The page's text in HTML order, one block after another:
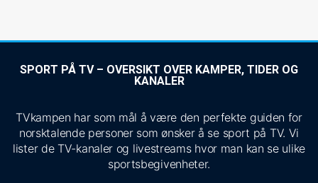
SPORT PÅ TV – OVERSIKT OVER KAMPER, TIDER OG
KANALER
TVkampen har som mål å være den perfekte guiden for
norsktalende personer som ønsker å se sport på TV. Vi
lister de TV-kanaler og livestreams hvor man kan se ulike
sportsbegivenheter.